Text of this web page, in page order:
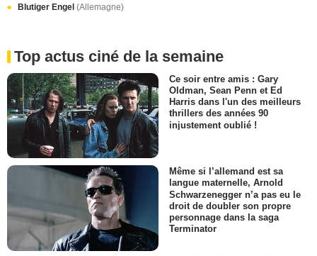
Blutiger Engel (Allemagne)
Top actus ciné de la semaine
Ce soir entre amis : Gary
Oldman, Sean Penn et Ed
Harris dans l'un des meilleurs
thrillers des années 90
injustement oublié !
Même si l’allemand est sa
langue maternelle, Arnold
Schwarzenegger n’a pas eu le
droit de doubler son propre
personnage dans la saga
Terminator